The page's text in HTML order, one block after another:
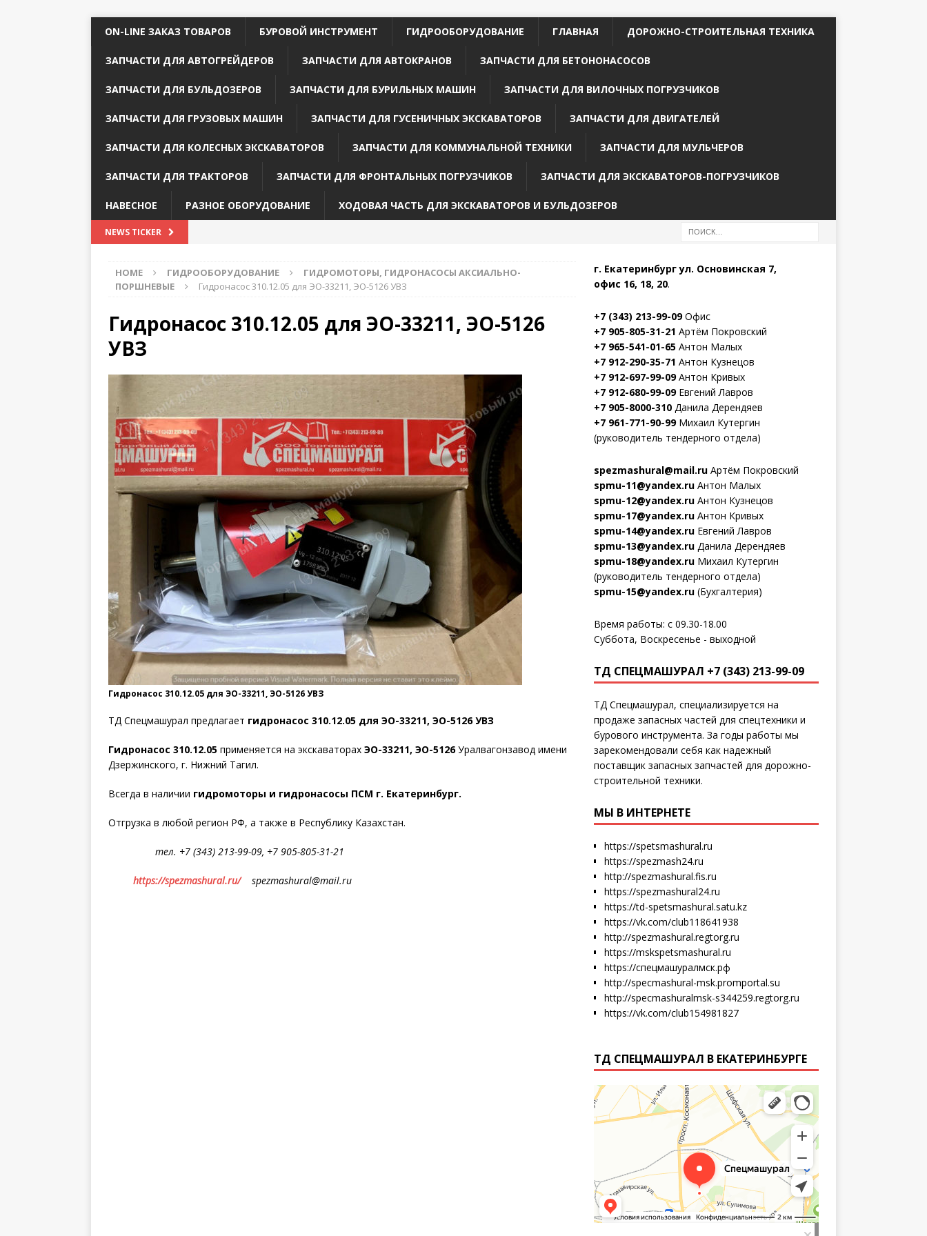
ON-LINE ЗАКАЗ ТОВАРОВ БУРОВОЙ ИНСТРУМЕНТ ГИДРООБОРУДОВАНИЕ ГЛАВНАЯ ДОРОЖНО-СТРОИТЕЛЬНАЯ ТЕХНИКА
ЗАПЧАСТИ ДЛЯ АВТОГРЕЙДЕРОВ ЗАПЧАСТИ ДЛЯ АВТОКРАНОВ ЗАПЧАСТИ ДЛЯ БЕТОНОНАСОСОВ
ЗАПЧАСТИ ДЛЯ БУЛЬДОЗЕРОВ ЗАПЧАСТИ ДЛЯ БУРИЛЬНЫХ МАШИН ЗАПЧАСТИ ДЛЯ ВИЛОЧНЫХ ПОГРУЗЧИКОВ
ЗАПЧАСТИ ДЛЯ ГРУЗОВЫХ МАШИН ЗАПЧАСТИ ДЛЯ ГУСЕНИЧНЫХ ЭКСКАВАТОРОВ ЗАПЧАСТИ ДЛЯ ДВИГАТЕЛЕЙ
ЗАПЧАСТИ ДЛЯ КОЛЕСНЫХ ЭКСКАВАТОРОВ ЗАПЧАСТИ ДЛЯ КОММУНАЛЬНОЙ ТЕХНИКИ ЗАПЧАСТИ ДЛЯ МУЛЬЧЕРОВ
ЗАПЧАСТИ ДЛЯ ТРАКТОРОВ ЗАПЧАСТИ ДЛЯ ФРОНТАЛЬНЫХ ПОГРУЗЧИКОВ ЗАПЧАСТИ ДЛЯ ЭКСКАВАТОРОВ-ПОГРУЗЧИКОВ
НАВЕСНОЕ РАЗНОЕ ОБОРУДОВАНИЕ ХОДОВАЯ ЧАСТЬ ДЛЯ ЭКСКАВАТОРОВ И БУЛЬДОЗЕРОВ
NEWS TICKER
HOME ГИДРООБОРУДОВАНИЕ
ГИДРОМОТОРЫ, ГИДРОНАСОСЫ АКСИАЛЬНО-
ПОРШНЕВЫЕ
Гидронасос 310.12.05 для ЭО-33211, ЭО-5126 УВЗ
Гидронасос 310.12.05 для ЭО-33211, ЭО-5126
УВЗ
Гидронасос 310.12.05 для ЭО-33211, ЭО-5126 УВЗ
ТД Спецмашурал предлагает гидронасос 310.12.05 для ЭО-33211, ЭО-5126 УВЗ
Гидронасос 310.12.05 применяется на экскаваторах ЭО-33211, ЭО-5126Уралвагонзавод имени
Дзержинского, г. Нижний Тагил.
Всегда в наличии гидромоторы и гидронасосы ПСМ г. Екатеринбург.
Отгрузка в любой регион РФ, а также в Республику Казахстан.
тел. +7 (343) 213-99-09, +7 905-805-31-21
https://spezmashural.ru/spezmashural@mail.ru
г. Екатеринбург ул. Основинская 7,
офис 16, 18, 20.
+7 (343) 213-99-09Офис
+7 905-805-31-21 Артём Покровский
+7 965-541-01-65Антон Малых
+7 912-290-35-71 Антон Кузнецов
+7 912-697-99-09Антон Кривых
+7 912-680-99-09Евгений Лавров
+7 905-8000-310Данила Дерендяев
+7 961-771-90-99Михаил Кутергин
(руководитель тендерного отдела)
spezmashural@mail.ruАртём Покровский
spmu-11@yandex.ruАнтон Малых
spmu-12@yandex.ruАнтон Кузнецов
spmu-17@yandex.ruАнтон Кривых
spmu-14@yandex.ruЕвгений Лавров
spmu-13@yandex.ruДанила Дерендяев
spmu-18@yandex.ruМихаил Кутергин
(руководитель тендерного отдела)
spmu-15@yandex.ru(Бухгалтерия)
Время работы: с 09.30-18.00
Суббота, Воскресенье - выходной
ТД СПЕЦМАШУРАЛ +7 (343) 213-99-09
ТД Спецмашурал, специализируется на
продаже запасных частей для спецтехники и
бурового инструмента. За годы работы мы
зарекомендовали себя как надежный
поставщик запасных запчастей для дорожно-
строительной техники.
МЫ В ИНТЕРНЕТЕ
https://spetsmashural.ru
https://spezmash24.ru
http://spezmashural.fis.ru
https://spezmashural24.ru
https://td-spetsmashural.satu.kz
https://vk.com/club118641938
http://spezmashural.regtorg.ru
https://mskspetsmashural.ru
https://спецмашуралмск.рф
http://specmashural-msk.promportal.su
http://specmashuralmsk-s344259.regtorg.ru
https://vk.com/club154981827
ТД СПЕЦМАШУРАЛ В ЕКАТЕРИНБУРГЕ